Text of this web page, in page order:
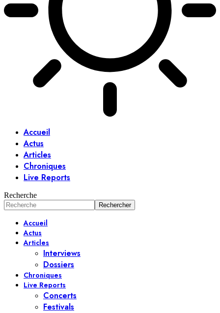
Accueil
Actus
Articles
Chroniques
Live Reports
Recherche
Accueil
Actus
Articles
Interviews
Dossiers
Chroniques
Live Reports
Concerts
Festivals